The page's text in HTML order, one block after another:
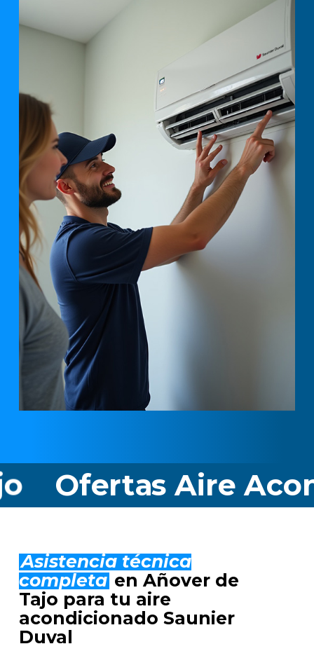
Aire
Asistencia técnica
completa en Añover de
Tajo para tu aire
acondicionado Saunier
Duval